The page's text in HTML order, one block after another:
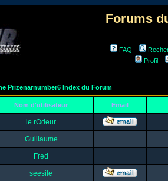
Forums
FAQ
Profil
Prizenarnumber6 Index du Forum
Nom d'utilisateur Email
le rOdeur
Guillaume
Fred
seesile